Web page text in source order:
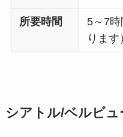
所要時間
5～7
ります
シアトル/ベルビ